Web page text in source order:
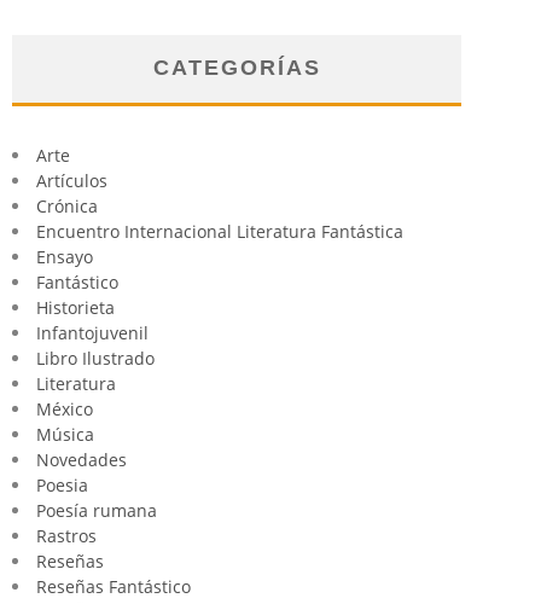
CATEGORÍAS
Arte
Artículos
Crónica
Encuentro Internacional Literatura Fantástica
Ensayo
Fantástico
Historieta
Infantojuvenil
Libro Ilustrado
Literatura
México
Música
Novedades
Poesia
Poesía rumana
Rastros
Reseñas
Reseñas Fantástico